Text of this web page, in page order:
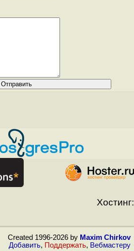
Хостинг:
Created 1996-2026 by Maxim Chirkov
Добавить, Поддержать, Вебмастеру